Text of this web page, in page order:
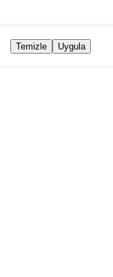
Temizle Uygula